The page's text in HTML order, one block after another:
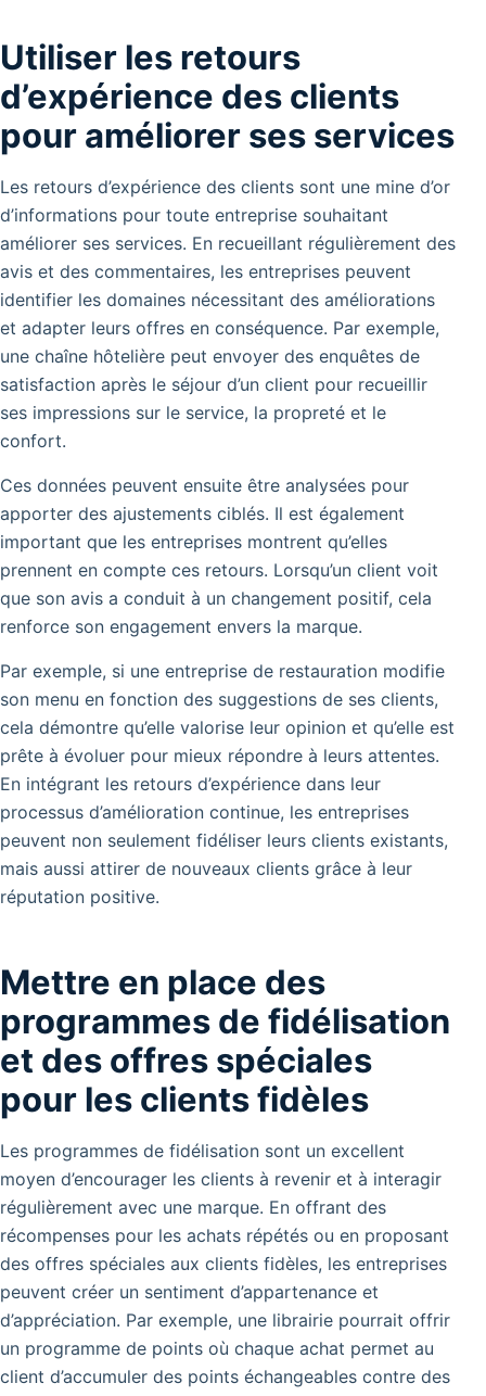
Utiliser les retours
d’expérience des clients
pour améliorer ses services
Les retours d’expérience des clients sont une mine d’or
d’informations pour toute entreprise souhaitant
améliorer ses services. En recueillant régulièrement des
avis et des commentaires, les entreprises peuvent
identifier les domaines nécessitant des améliorations
et adapter leurs offres en conséquence. Par exemple,
une chaîne hôtelière peut envoyer des enquêtes de
satisfaction après le séjour d’un client pour recueillir
ses impressions sur le service, la propreté et le
confort.
Ces données peuvent ensuite être analysées pour
apporter des ajustements ciblés. Il est également
important que les entreprises montrent qu’elles
prennent en compte ces retours. Lorsqu’un client voit
que son avis a conduit à un changement positif, cela
renforce son engagement envers la marque.
Par exemple, si une entreprise de restauration modifie
son menu en fonction des suggestions de ses clients,
cela démontre qu’elle valorise leur opinion et qu’elle est
prête à évoluer pour mieux répondre à leurs attentes.
En intégrant les retours d’expérience dans leur
processus d’amélioration continue, les entreprises
peuvent non seulement fidéliser leurs clients existants,
mais aussi attirer de nouveaux clients grâce à leur
réputation positive.
Mettre en place des
programmes de fidélisation
et des offres spéciales
pour les clients fidèles
Les programmes de fidélisation sont un excellent
moyen d’encourager les clients à revenir et à interagir
régulièrement avec une marque. En offrant des
récompenses pour les achats répétés ou en proposant
des offres spéciales aux clients fidèles, les entreprises
peuvent créer un sentiment d’appartenance et
d’appréciation. Par exemple, une librairie pourrait offrir
un programme de points où chaque achat permet au
client d’accumuler des points échangeables contre des